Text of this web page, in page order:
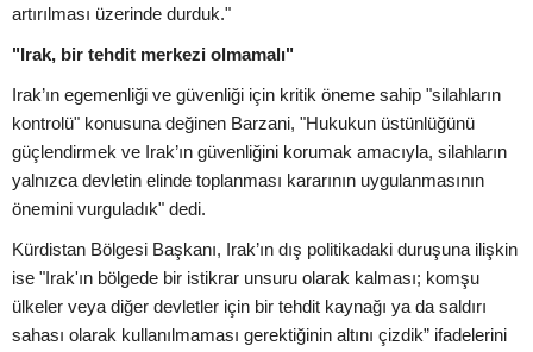
artırılması üzerinde durduk."
"Irak, bir tehdit merkezi olmamalı"
Irak’ın egemenliği ve güvenliği için kritik öneme sahip "silahların
kontrolü" konusuna değinen Barzani, "Hukukun üstünlüğünü
güçlendirmek ve Irak’ın güvenliğini korumak amacıyla, silahların
yalnızca devletin elinde toplanması kararının uygulanmasının
önemini vurguladık" dedi.
Kürdistan Bölgesi Başkanı, Irak’ın dış politikadaki duruşuna ilişkin
ise "Irak'ın bölgede bir istikrar unsuru olarak kalması; komşu
ülkeler veya diğer devletler için bir tehdit kaynağı ya da saldırı
sahası olarak kullanılmaması gerektiğinin altını çizdik” ifadelerini